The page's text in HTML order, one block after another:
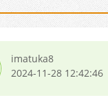
imatuka8
2024-11-28 12:42:46